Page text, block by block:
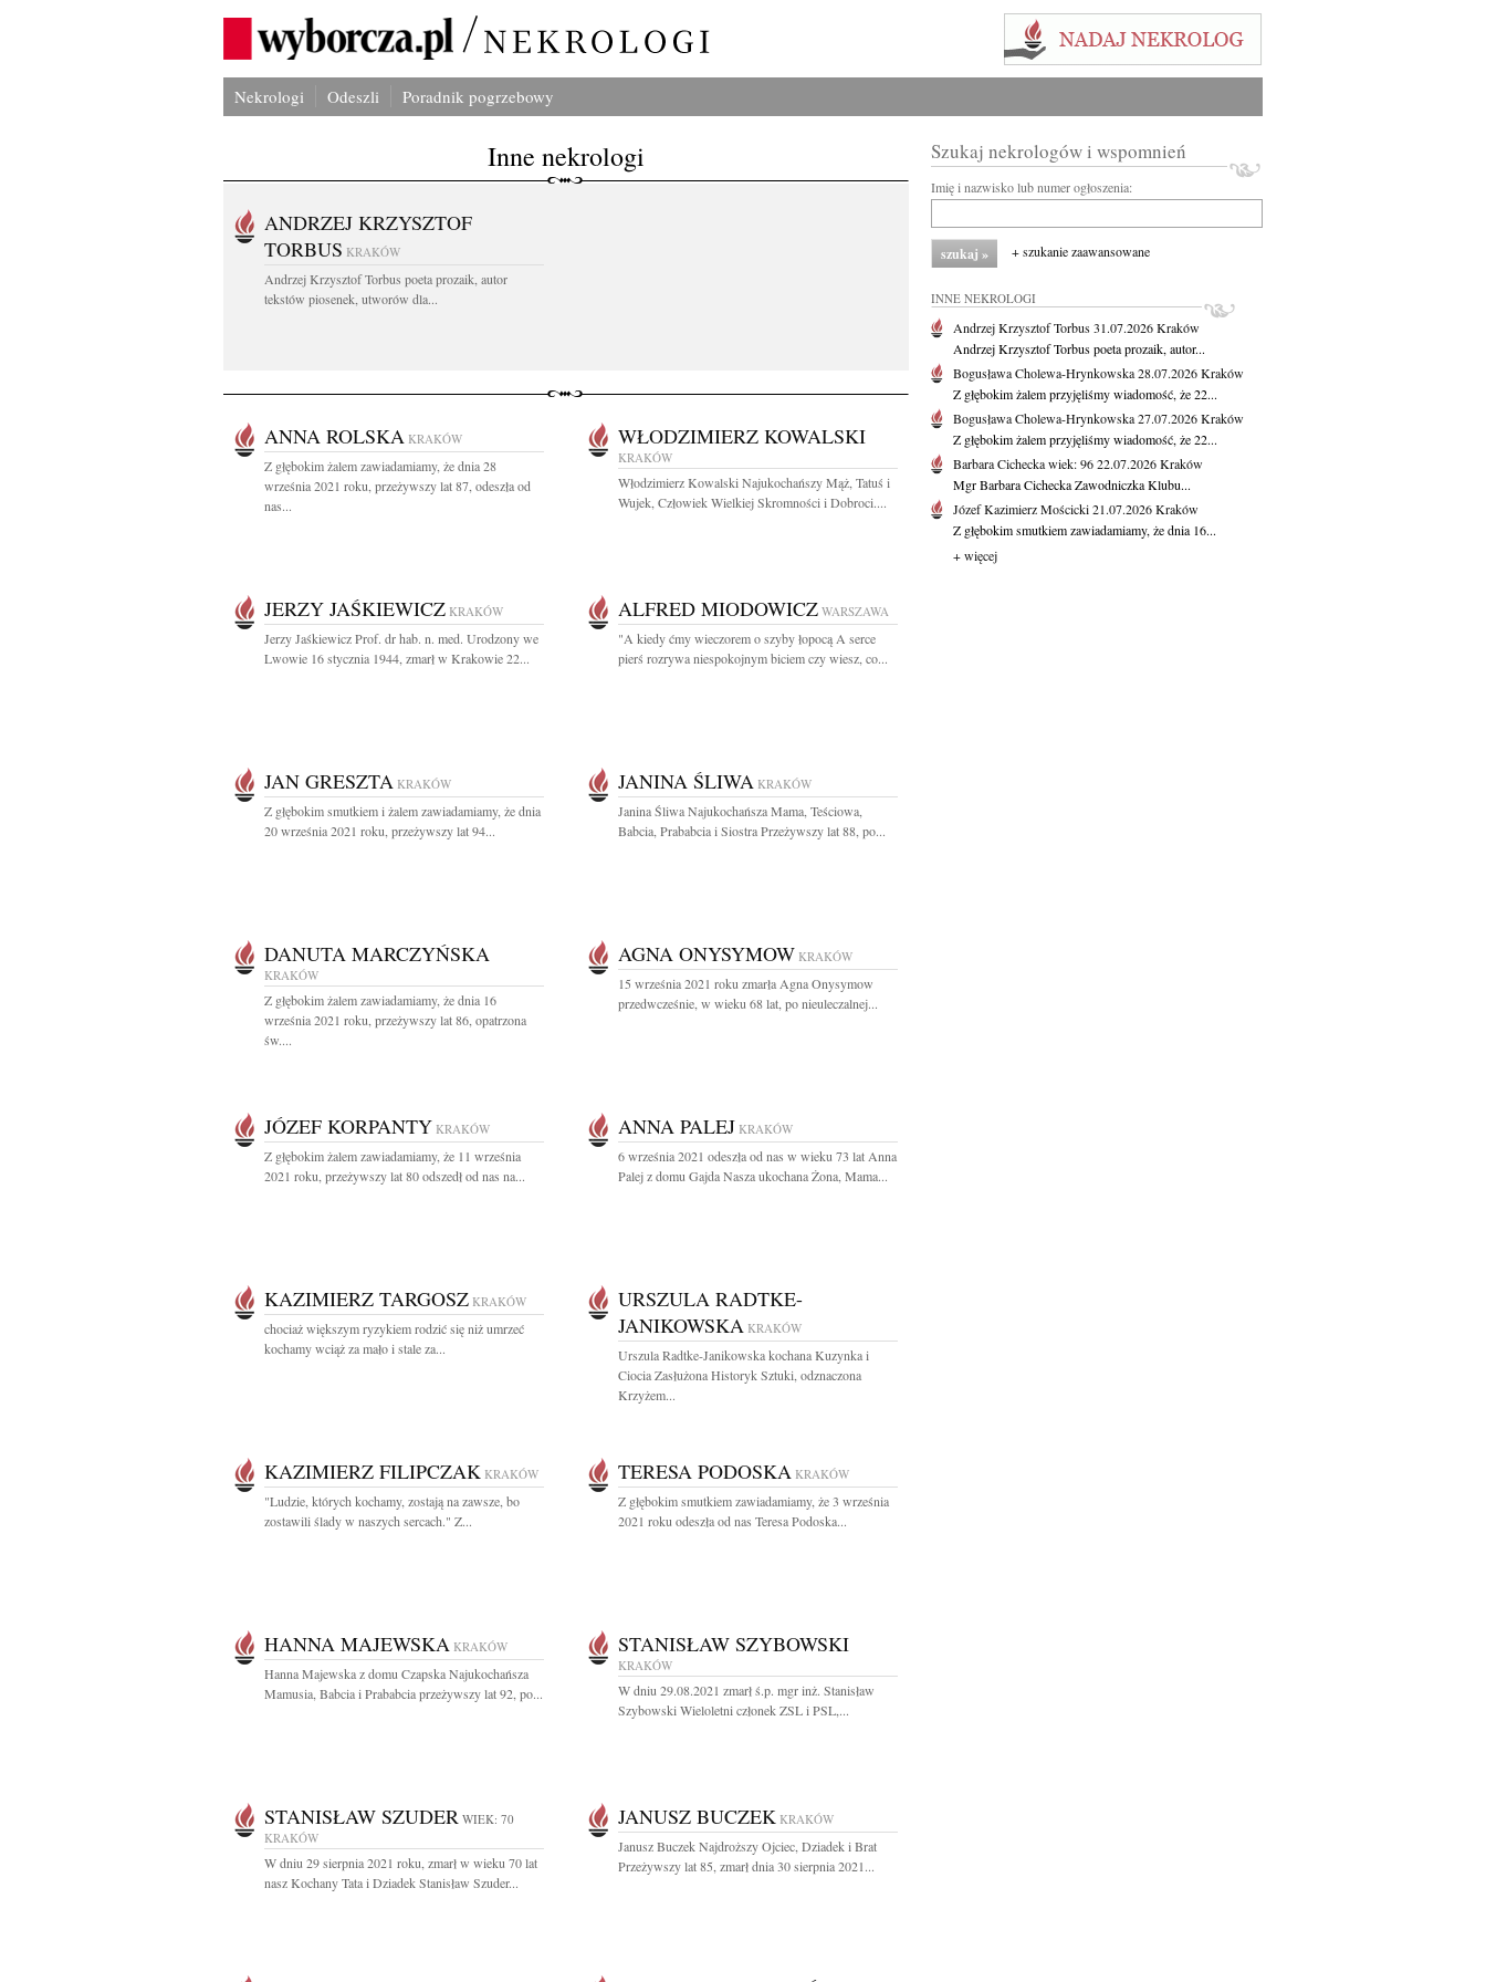
Nekrologi Odeszli Poradnik pogrzebowy
Inne nekrologi
ANDRZEJ KRZYSZTOF
TORBUS KRAKÓW
Andrzej Krzysztof Torbus poeta prozaik, autor
tekstów piosenek, utworów dla...
ANNA ROLSKA KRAKÓW
Z głębokim żalem zawiadamiamy, że dnia 28
września 2021 roku, przeżywszy lat 87, odeszła od
nas...
WŁODZIMIERZ KOWALSKI
KRAKÓW
Włodzimierz Kowalski Najukochańszy Mąż, Tatuś i
Wujek, Człowiek Wielkiej Skromności i Dobroci....
JERZY JAŚKIEWICZ KRAKÓW
Jerzy Jaśkiewicz Prof. dr hab. n. med. Urodzony we
Lwowie 16 stycznia 1944, zmarł w Krakowie 22...
ALFRED MIODOWICZ WARSZAWA
"A kiedy ćmy wieczorem o szyby łopocą A serce
pierś rozrywa niespokojnym biciem czy wiesz, co...
JAN GRESZTA KRAKÓW
Z głębokim smutkiem i żalem zawiadamiamy, że dnia
20 września 2021 roku, przeżywszy lat 94...
JANINA ŚLIWA KRAKÓW
Janina Śliwa Najukochańsza Mama, Teściowa,
Babcia, Prababcia i Siostra Przeżywszy lat 88, po...
DANUTA MARCZYŃSKA
KRAKÓW
Z głębokim żalem zawiadamiamy, że dnia 16
września 2021 roku, przeżywszy lat 86, opatrzona
św....
AGNA ONYSYMOW KRAKÓW
15 września 2021 roku zmarła Agna Onysymow
przedwcześnie, w wieku 68 lat, po nieuleczalnej...
JÓZEF KORPANTY KRAKÓW
Z głębokim żalem zawiadamiamy, że 11 września
2021 roku, przeżywszy lat 80 odszedł od nas na...
ANNA PALEJ KRAKÓW
6 września 2021 odeszła od nas w wieku 73 lat Anna
Palej z domu Gajda Nasza ukochana Żona, Mama...
KAZIMIERZ TARGOSZ KRAKÓW
chociaż większym ryzykiem rodzić się niż umrzeć
kochamy wciąż za mało i stale za...
URSZULA RADTKE-
JANIKOWSKA KRAKÓW
Urszula Radtke-Janikowska kochana Kuzynka i
Ciocia Zasłużona Historyk Sztuki, odznaczona
Krzyżem...
KAZIMIERZ FILIPCZAK KRAKÓW
"Ludzie, których kochamy, zostają na zawsze, bo
zostawili ślady w naszych sercach." Z...
TERESA PODOSKA KRAKÓW
Z głębokim smutkiem zawiadamiamy, że 3 września
2021 roku odeszła od nas Teresa Podoska...
HANNA MAJEWSKA KRAKÓW
Hanna Majewska z domu Czapska Najukochańsza
Mamusia, Babcia i Prababcia przeżywszy lat 92, po...
STANISŁAW SZYBOWSKI
KRAKÓW
W dniu 29.08.2021 zmarł ś.p. mgr inż. Stanisław
Szybowski Wieloletni członek ZSL i PSL,...
STANISŁAW SZUDER WIEK: 70
KRAKÓW
W dniu 29 sierpnia 2021 roku, zmarł w wieku 70 lat
nasz Kochany Tata i Dziadek Stanisław Szuder...
JANUSZ BUCZEK KRAKÓW
Janusz Buczek Najdroższy Ojciec, Dziadek i Brat
Przeżywszy lat 85, zmarł dnia 30 sierpnia 2021...
Szukaj nekrologów i wspomnień
Imię i nazwisko lub numer ogłoszenia:
+ szukanie zaawansowane
INNE NEKROLOGI
Andrzej Krzysztof Torbus31.07.2026Kraków
Andrzej Krzysztof Torbus poeta prozaik, autor...
Bogusława Cholewa-Hrynkowska28.07.2026Kraków
Z głębokim żalem przyjęliśmy wiadomość, że 22...
Bogusława Cholewa-Hrynkowska27.07.2026Kraków
Z głębokim żalem przyjęliśmy wiadomość, że 22...
Barbara Cicheckawiek: 9622.07.2026Kraków
Mgr Barbara Cichecka Zawodniczka Klubu...
Józef Kazimierz Mościcki21.07.2026Kraków
Z głębokim smutkiem zawiadamiamy, że dnia 16...
+ więcej